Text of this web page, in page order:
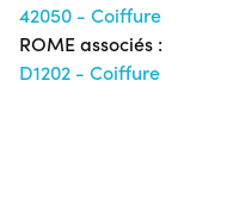
42050 - Coiffure
ROME associés :
D1202 - Coiffure